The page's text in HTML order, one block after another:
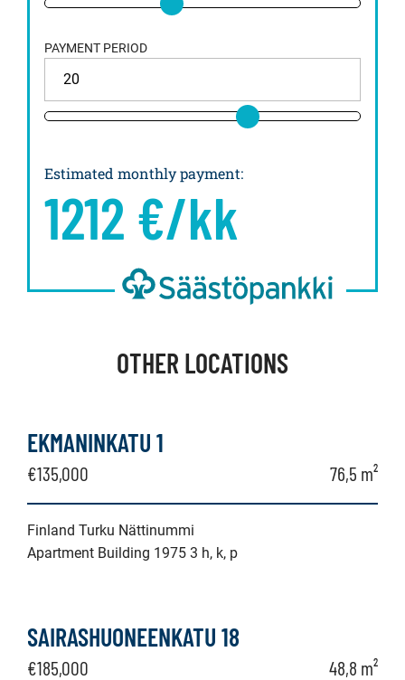
PAYMENT PERIOD
Estimated monthly payment:
1212 €/kk
OTHER LOCATIONS
EKMANINKATU 1
€135,000 76,5 m²
Finland Turku Nättinummi
Apartment Building 1975 3 h, k, p
SAIRASHUONEENKATU 18
€185,000 48,8 m²